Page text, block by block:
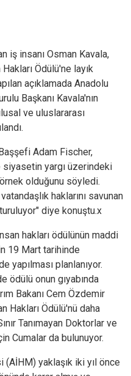
iş insanı Osman Kavala,
Ödülü'ne layık
açıklamada Anadolu
Başkanı Kavala'nın
ve uluslararası
Adam Fischer,
siyasetin yargı üzerindeki
olduğunu söyledi.
haklarını savunan
diye konuştu.x
hakları ödülünün maddi
19 Mart tarihinde
yapılması planlanıyor.
ödülü onun gıyabında
Bakanı Cem Özdemir
Hakları Ödülü'nü daha
Tanımayan Doktorlar ve
Cumalar da bulunuyor.
(AİHM) yaklaşık iki yıl önce